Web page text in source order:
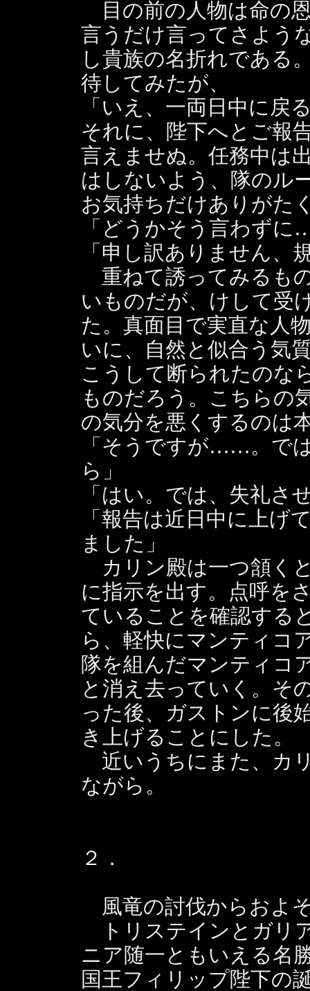
目の前の人物は命の
言うだけ言ってさよう
し貴族の名折れである
待してみたが、
「いえ、一両日中に戻
それに、陛下へとご報
言えませぬ。任務中は
はしないよう、隊のル
お気持ちだけありがた
「どうかそう言わず
「申し訳ありません、
重ねて誘ってみるも
いものだが、けして受
た。真面目で実直な人
いに、自然と似合う気
こうして断られたのな
ものだろう。こちらの
の気分を悪くするのは
「そうですが……。で
ら」
「はい。では、失礼さ
「報告は近日中に上げ
ました」
カリン殿は一つ頷く
に指示を出す。点呼を
ていることを確認する
ら、軽快にマンティコ
隊を組んだマンティコ
と消え去っていく。そ
った後、ガストンに後
き上げることにした。
近いうちにまた、カ
ながら。
２．
風竜の討伐からおよ
トリステインとガリ
ニア随一ともいえる名
国王フィリップ陛下の